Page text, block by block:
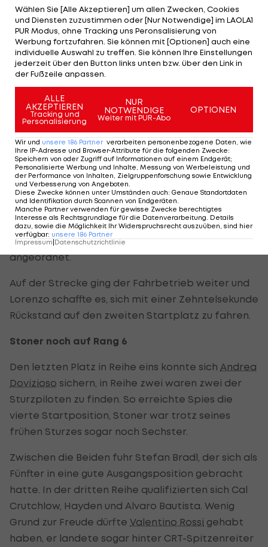
Runden.
Schwerer Hayden-Abflug
Hayden hatte es schwerer erwischt. Er flog nur
vier Minuten nach Spies an fast der gleichen
Stelle mit einem Highsider ab und blieb zunächst
bewegungslos liegen.
Sofort kamen die roten Flaggen und dann auch
eine kleine Entwarnung, da Hayden bei
Bewusstsein war und sich gut bewegen konnte, als
er auf der Bahre in den Krankenwagen geladen
wurde. Aus dem Medical Centre hieß es, er habe
sich keine schweren Verletzungen zugezogen,
allerdings wurde noch ein voller Check
angeordnet.
Auf der Strecke ging der Fahrbetrieb weiter und
Lorenzo schaffte es, sich mit einer Zehntelsekunde
Rückstand auf den zweiten Startplatz zu fahren.
Stoner noch auf Rang 6
Den letzten Platz in Reihe eins konnte sich Andrea
Dovizioso sichern, in Reihe zwei waren zwei der
Sturzpiloten zu finden. So erreichte Spies die
vierte Startposition, Stoner war trotz seines
frühen Sturzes sogar noch Sechster.
Zwischen die Beiden fuhr Stefan Bradl, der sich als
Fünfter in eine gute Ausgangsposition gebracht
hatte. In der dritten Reihe qualifizierten sich Cal
Crutchlow, Hayden und Alvaro Bautista. Wenig
Grund zur Freude dürfte Valentino Rossi gehabt
haben, er landete sogar hinter CRT-Spitzenreiter
Wählen Sie [Alle Akzeptieren] um allen Zwecken, Cookies
und Diensten zuzustimmen oder [Nur Notwendige] im LAOLA1
PUR Modus, ohne Tracking uns Peronsalisierung von
Werbung fortzufahren. Sie können mit [Optionen] auch eine
individuelle Auswahl zu treffen. Sie können Ihre Einstellungen
jederzeit über den Button links unten bzw. über den Link in
der Fußzeile anpassen.
ALLE
AKZEPTIEREN
Tracking und
Personalisierung
NUR
NOTWENDIGE
Weiter mit PUR-Abo
OPTIONEN
Wir und unsere 186 Partner verarbeiten personenbezogene Daten, wie
Ihre IP-Adresse und Browser-Attribute für die folgenden Zwecke:
Speichern von oder Zugriff auf Informationen auf einem Endgerät;
Personalisierte Werbung und Inhalte, Messung von Werbeleistung und
der Performance von Inhalten, Zielgruppenforschung sowie Entwicklung
und Verbesserung von Angeboten.
Diese Zwecke können unter Umständen auch: Genaue Standortdaten
und Identifikation durch Scannen von Endgeräten.
Manche Partner verwenden für gewisse Zwecke berechtigtes
Interesse als Rechtsgrundlage für die Datenverarbeitung. Details
dazu, sowie die Möglichkeit Ihr Widerspruchsrecht auszuüben, sind hier
verfügbar: unsere 186 Partner
Impressum Datenschutzrichtlinie